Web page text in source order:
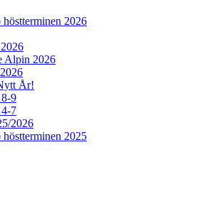
2026
Alpin 2026
År!
9
7
2026
2025